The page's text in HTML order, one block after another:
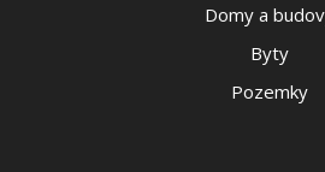
Domy a
Byty
Pozemky